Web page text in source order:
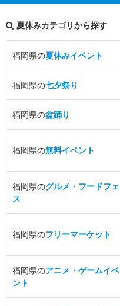
夏休みカテゴリから探す
福岡県の夏休みイベント
福岡県の七夕祭り
福岡県の盆踊り
福岡県の無料イベント
福岡県のグルメ・フードフェ
ス
福岡県のフリーマーケット
福岡県のアニメ・ゲームイベ
ント